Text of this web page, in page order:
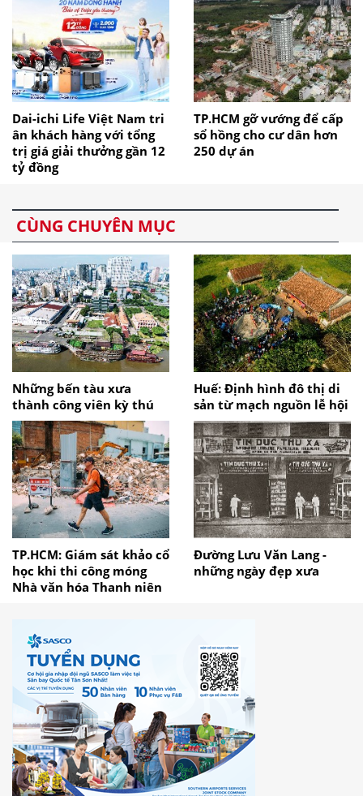
Dai-ichi Life Việt Nam tri
ân khách hàng với tổng
trị giá giải thưởng gần 12
tỷ đồng
TP.HCM gỡ vướng để cấp
sổ hồng cho cư dân hơn
250 dự án
CÙNG CHUYÊN MỤC
Những bến tàu xưa
thành công viên kỳ thú
Huế: Định hình đô thị di
sản từ mạch nguồn lễ hội
TP.HCM: Giám sát khảo cổ
học khi thi công móng
Nhà văn hóa Thanh niên
Đường Lưu Văn Lang -
những ngày đẹp xưa